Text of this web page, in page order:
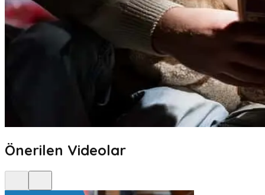
Önerilen Videolar